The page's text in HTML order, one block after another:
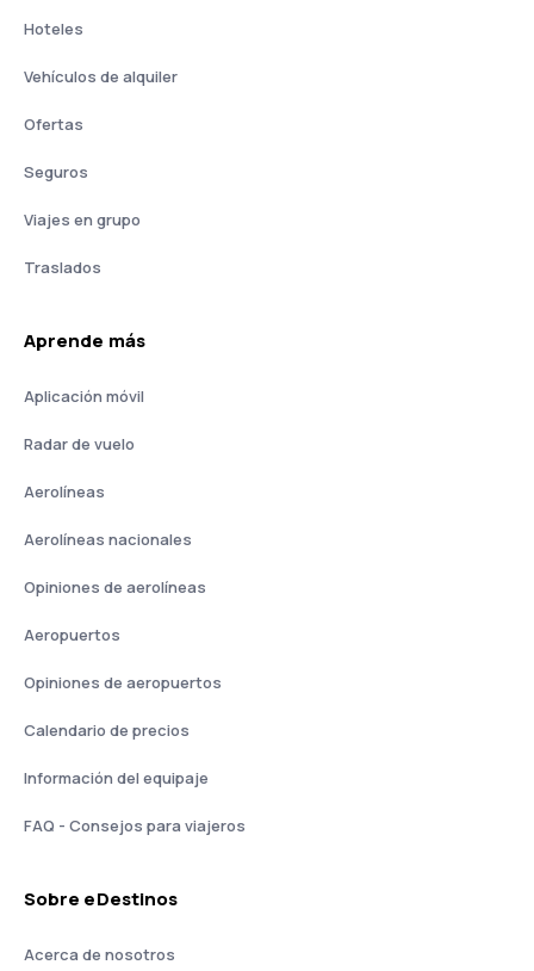
Hoteles
Vehículos de alquiler
Ofertas
Seguros
Viajes en grupo
Traslados
Aprende más
Aplicación móvil
Radar de vuelo
Aerolíneas
Aerolíneas nacionales
Opiniones de aerolíneas
Aeropuertos
Opiniones de aeropuertos
Calendario de precios
Información del equipaje
FAQ - Consejos para viajeros
Sobre eDestinos
Acerca de nosotros